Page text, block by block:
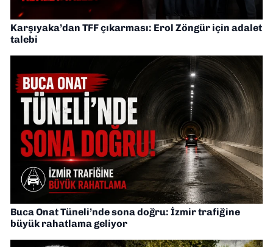
Karşıyaka’dan TFF çıkarması: Erol Zöngür için adalet
talebi
Buca Onat Tüneli’nde sona doğru: İzmir trafiğine
büyük rahatlama geliyor